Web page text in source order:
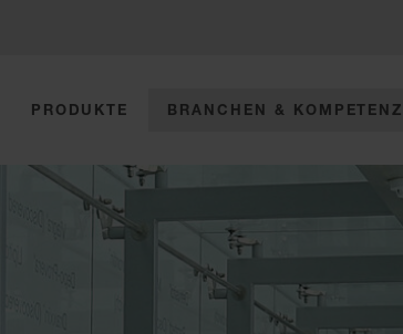
PRODUKTE BRANCHEN &